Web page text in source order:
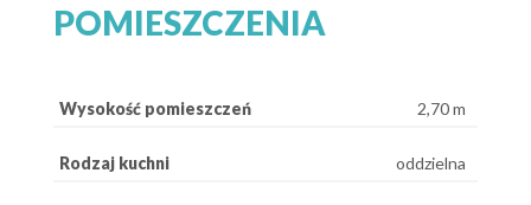
POMIESZCZENIA
Wysokość pomieszczeń 2,70 m
Rodzaj kuchni oddzielna